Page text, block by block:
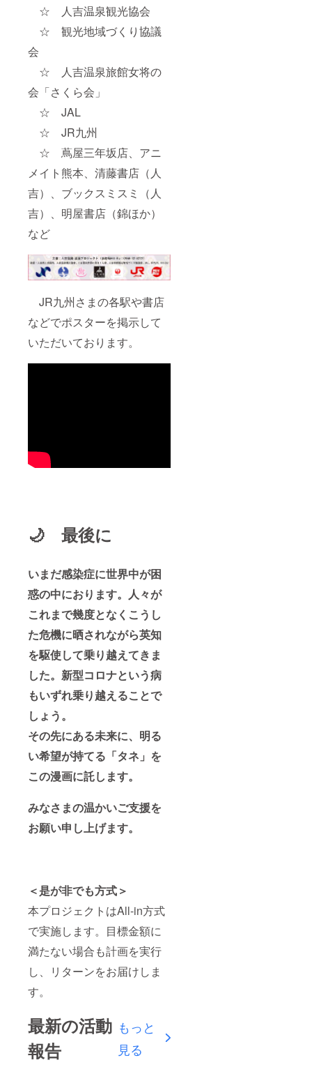
☆ 人吉温泉観光協会
☆ 観光地域づくり協議
会
☆ 人吉温泉旅館女将の
会「さくら会」
☆ JAL
☆ JR九州
☆ 蔦屋三年坂店、アニ
メイト熊本、清藤書店（人
吉）、ブックスミスミ（人
吉）、明屋書店（錦ほか）
など
JR九州さまの各駅や書店
などでポスターを掲示して
いただいております。
🌙 最後に
いまだ感染症に世界中が困
惑の中におります。人々が
これまで幾度となくこうし
た危機に晒されながら英知
を駆使して乗り越えてきま
した。新型コロナという病
もいずれ乗り越えることで
しょう。
その先にある未来に、明る
い希望が持てる「タネ」を
この漫画に託します。
みなさまの温かいご支援を
お願い申し上げます。
＜是が非でも方式＞
本プロジェクトはAll-in方式
で実施します。目標金額に
満たない場合も計画を実行
し、リターンをお届けしま
す。
最新の活動
報告
もっと
見る